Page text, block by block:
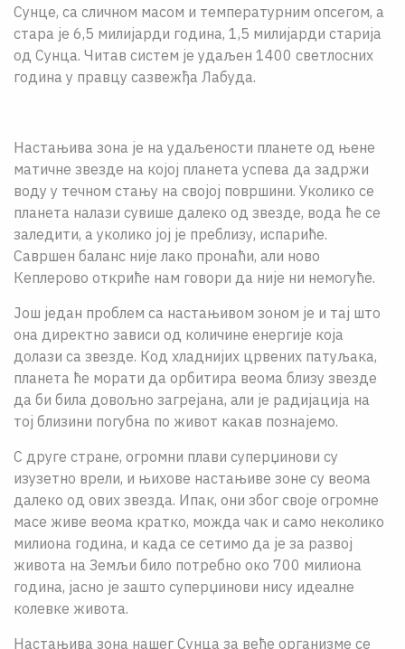
Сунце, са сличном масом и температурним опсегом, а
стара jе 6,5 милиjарди година, 1,5 милиjарди стариjа
од Сунца. Читав систем jе удаљен 1400 светлосних
година у правцу сазвежђа Лабуда.
Настањива зона jе на удаљености планете од њене
матичне звезде на коjоj планета успева да задржи
воду у течном стању на своjоj површини. Уколико се
планета налази сувише далеко од звезде, вода ће се
заледити, а уколико jоj jе преблизу, испариће.
Савршен баланс није лако пронаћи, али ново
Кеплерово откриће нам говори да ниjе ни немогуће.
Још један проблем са настањивом зоном jе и таj што
она директно зависи од количине енергиjе коjа
долази са звезде. Код хладниjих црвених патуљака,
планета ће морати да орбитира веома близу звезде
да би била довољно загреjана, али jе радиjациjа на
тоj близини погубна по живот какав познаjемо.
С друге стране, огромни плави суперџинови су
изузетно врели, и њихове настањиве зоне су веома
далеко од ових звезда. Ипак, они због своjе огромне
масе живе веома кратко, можда чак и само неколико
милиона година, и када се сетимо да jе за развоj
живота на Земљи било потребно око 700 милиона
година, jасно jе зашто суперџинови нису идеалне
колевке живота.
Настањива зона нашег Сунца за веће организме се